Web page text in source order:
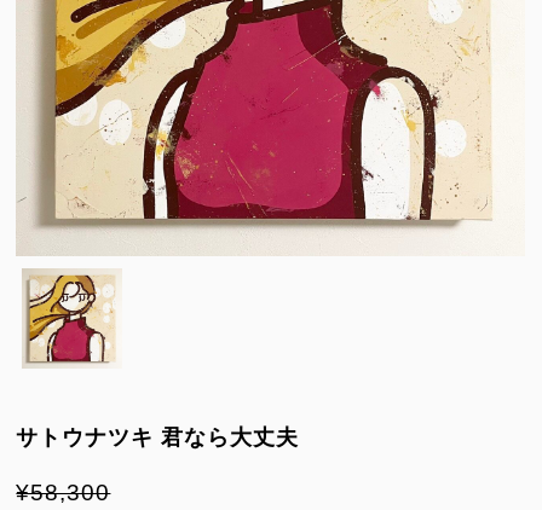
サトウナツキ 君なら大丈夫
¥58,300